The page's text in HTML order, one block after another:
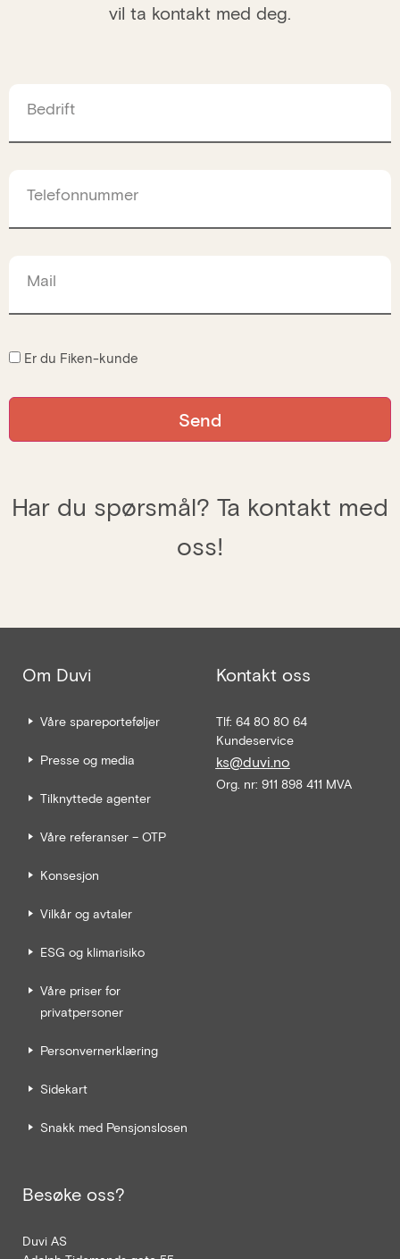
vil ta kontakt med deg.
Bedrift
Telefonnummer
Mail
Er du Fiken-kunde
Har du spørsmål? Ta kontakt med
oss!
Om Duvi
Våre spareporteføljer
Presse og media
Tilknyttede agenter
Våre referanser – OTP
Konsesjon
Vilkår og avtaler
ESG og klimarisiko
Våre priser for
privatpersoner
Personvernerklæring
Sidekart
Snakk med Pensjonslosen
Kontakt oss
Tlf: 64 80 80 64
Kundeservice
ks@duvi.no
Org. nr: 911 898 411 MVA
Besøke oss?
Duvi AS